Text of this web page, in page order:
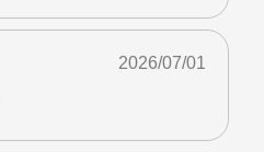
2026/07/01